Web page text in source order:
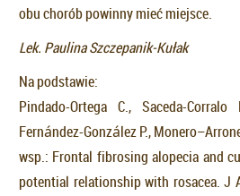
obu chorób powinny mieć miejsce.
Lek. Paulina Szczepanik-Kułak
Na podstawie:
Pindado-Ortega C., Saceda-
Fernández-González P.,
wsp.: Frontal fibrosing alopecia and
potential relationship with rosacea. J